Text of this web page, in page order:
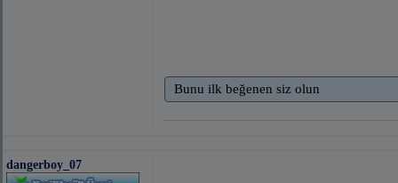
Bunu ilk beğenen siz olun
dangerboy_07